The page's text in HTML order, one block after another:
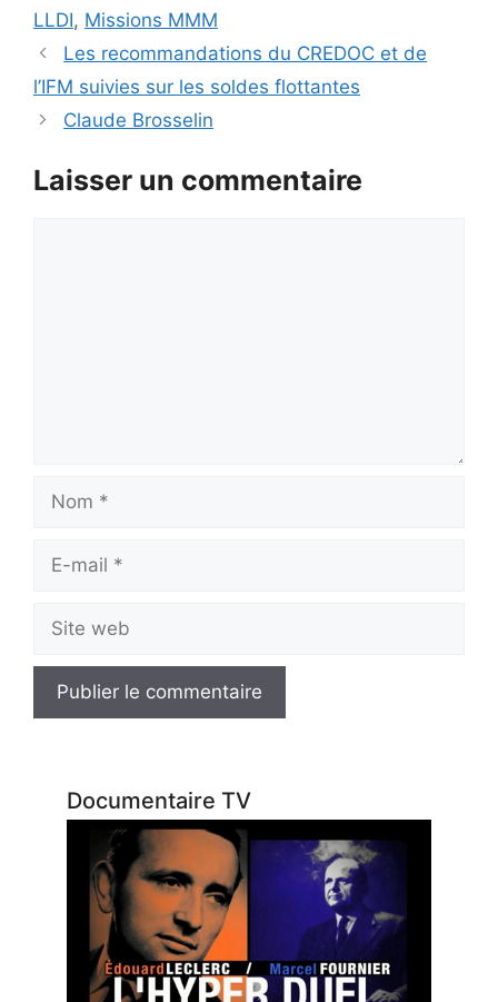
LLDI, Missions MMM
Les recommandations du CREDOC et de
l’IFM suivies sur les soldes flottantes
Claude Brosselin
Laisser un commentaire
mail
web
Documentaire TV